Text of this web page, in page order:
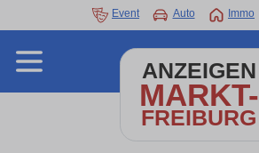
Event Auto Immo
ANZEIGEN
MARKT-
FREIBURG